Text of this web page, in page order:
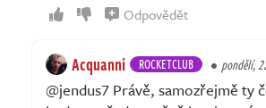
Odpovědět
Acquanni ROCKETCLUB pondělí,
@jendus7 Právě, samozřejmě ty